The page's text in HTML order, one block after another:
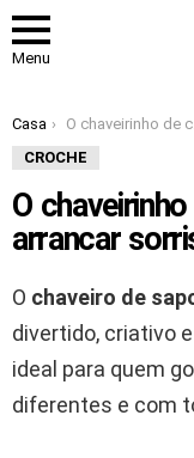
Menu
Você está aqui:
Casa
O chaveirinho de crochê que vai arrancar sorrisos em qualquer lugar
CROCHE
O
arrancar
O chaveiro de
divertido, criativo
ideal para quem
diferentes e com